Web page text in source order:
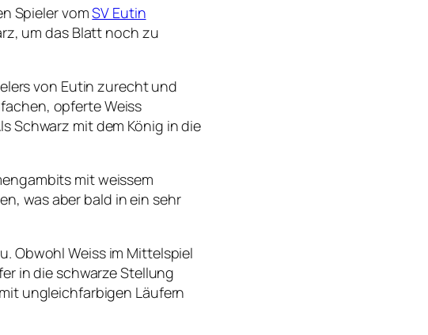
Spieler vomSV Eutin
um das Blatt noch zu
von Eutin zurecht und
opferte Weiss
Schwarz mit dem König in die
mit weissem
was aber bald in ein sehr
Obwohl Weiss im Mittelspiel
in die schwarze Stellung
ungleichfarbigen Läufern